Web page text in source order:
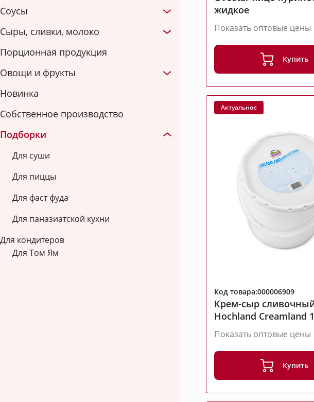
Соусы
Сыры, сливки, молоко
Порционная продукция
Овощи и фрукты
Новинка
Собственное производство
Подборки
Для суши
Для пиццы
Для фаст фуда
Для паназиатской кухни
Для кондитеров
Для Том Ям
жидкое
Показать оптовые цены
Купить
Актуальное
Код товара:000006909
Крем-сыр
Hochland Creamland
Показать оптовые цены
Купить